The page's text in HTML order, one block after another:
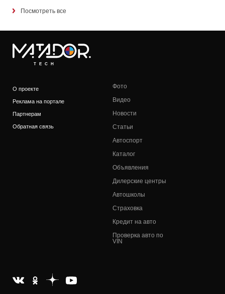
Посмотреть все
TECH
О проекте
Реклама на портале
Партнерам
Обратная связь
Фото
Видео
Новости
Статьи
Автоспорт
Каталог
Объявления
Дилерские центры
Автошколы
Страховка
Кредит на авто
Проверка авто по
VIN